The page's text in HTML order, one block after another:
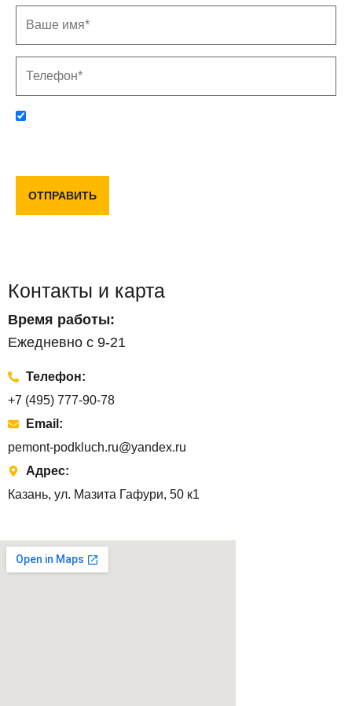
ОТПРАВИТЬ
Контакты и карта
Время работы:
Ежедневно с 9-21
Телефон:
+7 (495) 777-90-78
Email:
pemont-podkluch.ru@yandex.ru
Адрес:
Казань, ул. Мазита Гафури, 50 к1